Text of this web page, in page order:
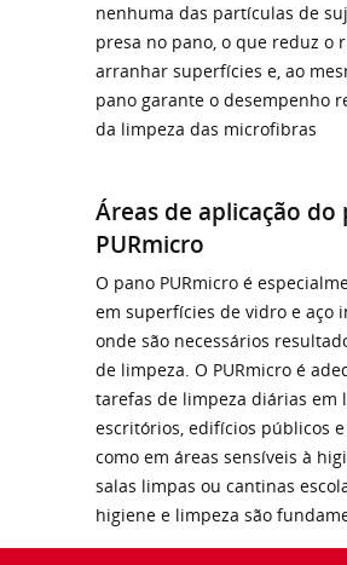
nenhuma das partículas de
presa no pano, o que reduz o
arranhar superfícies e, ao
pano garante o desempenho
da limpeza das microfibras
Áreas de aplicação do
PURmicro
O pano PURmicro é
em superfícies de vidro e aço
onde são necessários
de limpeza. O PURmicro é
tarefas de limpeza diárias em
escritórios, edifícios públicos
como em áreas sensíveis à
salas limpas ou cantinas
higiene e limpeza são